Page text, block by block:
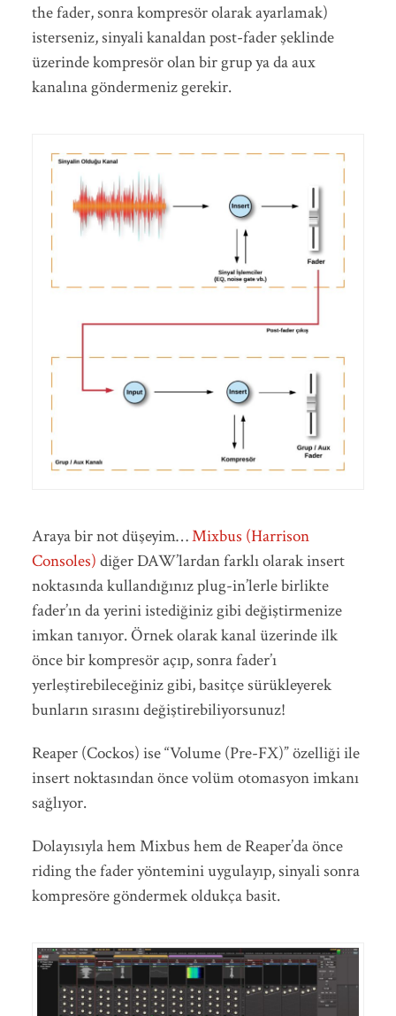
the fader, sonra kompresör olarak ayarlamak)
isterseniz, sinyali kanaldan post-fader şeklinde
üzerinde kompresör olan bir grup ya da aux
kanalına göndermeniz gerekir.
Araya bir not düşeyim…Mixbus (Harrison
Consoles) diğer DAW’lardan farklı olarak insert
noktasında kullandığınız plug-in’lerle birlikte
fader’ın da yerini istediğiniz gibi değiştirmenize
imkan tanıyor. Örnek olarak kanal üzerinde ilk
önce bir kompresör açıp, sonra fader’ı
yerleştirebileceğiniz gibi, basitçe sürükleyerek
bunların sırasını değiştirebiliyorsunuz!
Reaper (Cockos) ise “Volume (Pre-FX)” özelliği ile
insert noktasından önce volüm otomasyon imkanı
sağlıyor.
Dolayısıyla hem Mixbus hem de Reaper’da önce
riding the fader yöntemini uygulayıp, sinyali sonra
kompresöre göndermek oldukça basit.